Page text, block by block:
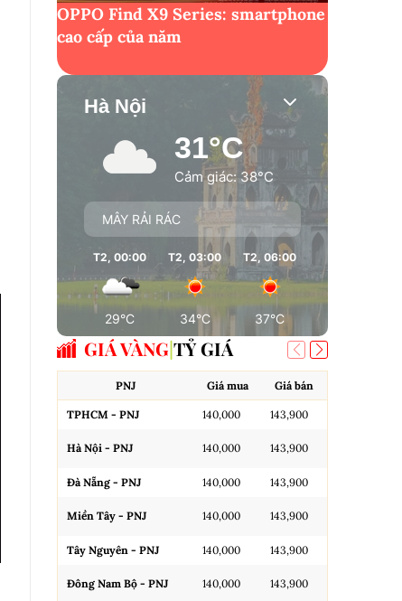
OPPO Find X9 Series: smartphone
cao cấp của năm
Hà Nội
31°C
Cảm giác: 38°C
MÂY RẢI RÁC
T2, 00:00
29°C
T2, 03:00
34°C
T2, 06:00
37°C
GIÁ VÀNG TỶ GIÁ
PNJ Giá mua Giá bán
TPHCM - PNJ 140,000 143,900
Hà Nội - PNJ 140,000 143,900
Đà Nẵng - PNJ 140,000 143,900
Miền Tây - PNJ 140,000 143,900
Tây Nguyên - PNJ 140,000 143,900
Đông Nam Bộ - PNJ 140,000 143,900